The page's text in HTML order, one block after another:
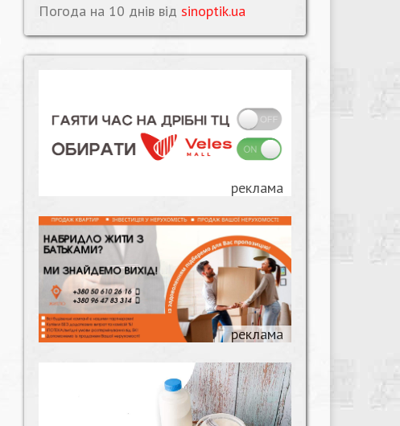
Погода на 10 днів від sinoptik.ua